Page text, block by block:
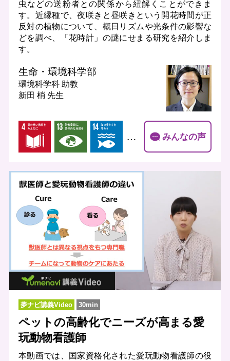
虫などの送粉者との関係から紐解くことができま
す。近縁種で、夜咲きと昼咲きという開花時間が正
反対の植物について、概日リズムや光条件の影響な
どを調べ、「花時計」の謎にせまる研究を紹介しま
す。
生命・環境科学部
環境科学科 助教
新田 梢 先生
… みんなの声
夢ナビ講義Video 30min
ペットの高齢化でニーズが高まる愛
玩動物看護師
本動画では、国家資格化された愛玩動物看護師の役